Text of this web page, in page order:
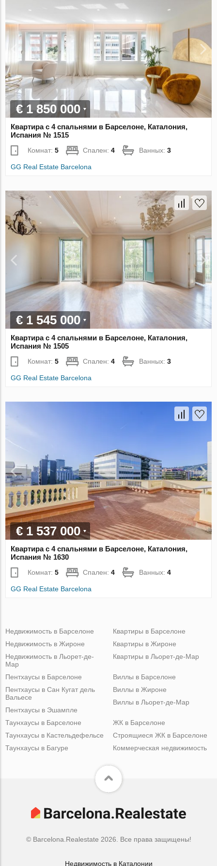
€ 1 850 000
Квартира с 4 спальнями в Барселоне, Каталония,
Испания № 1515
Комнат:5 Спален:4 Ванных:3
GG Real Estate Barcelona
€ 1 545 000
Квартира с 4 спальнями в Барселоне, Каталония,
Испания № 1505
Комнат:5 Спален:4 Ванных:3
GG Real Estate Barcelona
€ 1 537 000
Квартира с 4 спальнями в Барселоне, Каталония,
Испания № 1630
Комнат:5 Спален:4 Ванных:4
GG Real Estate Barcelona
Недвижимость в Барселоне
Недвижимость в Жироне
Недвижимость в Льорет-де-
Мар
Квартиры в Барселоне
Квартиры в Жироне
Квартиры в Льорет-де-Мар
Пентхаусы в Барселоне
Пентхаусы в Сан Кугат дель
Вальесе
Пентхаусы в Эшампле
Виллы в Барселоне
Виллы в Жироне
Виллы в Льорет-де-Мар
Таунхаусы в Барселоне
Таунхаусы в Кастельдефельсе
Таунхаусы в Багуре
ЖК в Барселоне
Строящиеся ЖК в Барселоне
Коммерческая недвижимость
© Barcelona.Realestate 2026. Все права защищены!
Недвижимость в Каталонии